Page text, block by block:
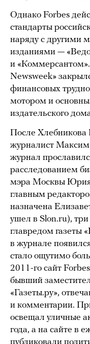
Однако Forbes
стандарты
наряду с другими
изданиями —
и «Коммерсантом».
Newsweek»
финансовых
мотором и
издательского
После Хлебникова
журналист
журнал
расследованием
мэра Москвы Юрия
главным
назначена
ушел в Slon.ru), три
главредом газеты
в журнале
стало ощутимо
2011-го сайт
бывший
«Газеты.ру»,
и комментарии.
освещал уличные
года, а на сайте в